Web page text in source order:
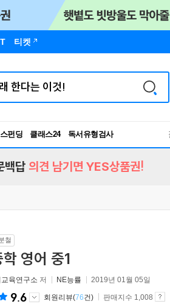
티켓
펀딩 클래스24
독서유형검사
RBTI Lab
백답 의견 남기면 YES상품권!
철
영어 중1
육연구소 저 NE능률 2019년 01월 05일
9.6 회원리뷰(76건) 판매지수 1,008